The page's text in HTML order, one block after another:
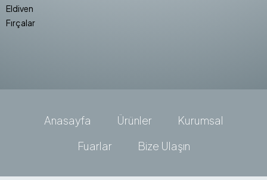
Eldiven
Fırçalar
Anasayfa Ürünler
Kurumsal
Fuarlar
Bize Ulaşın